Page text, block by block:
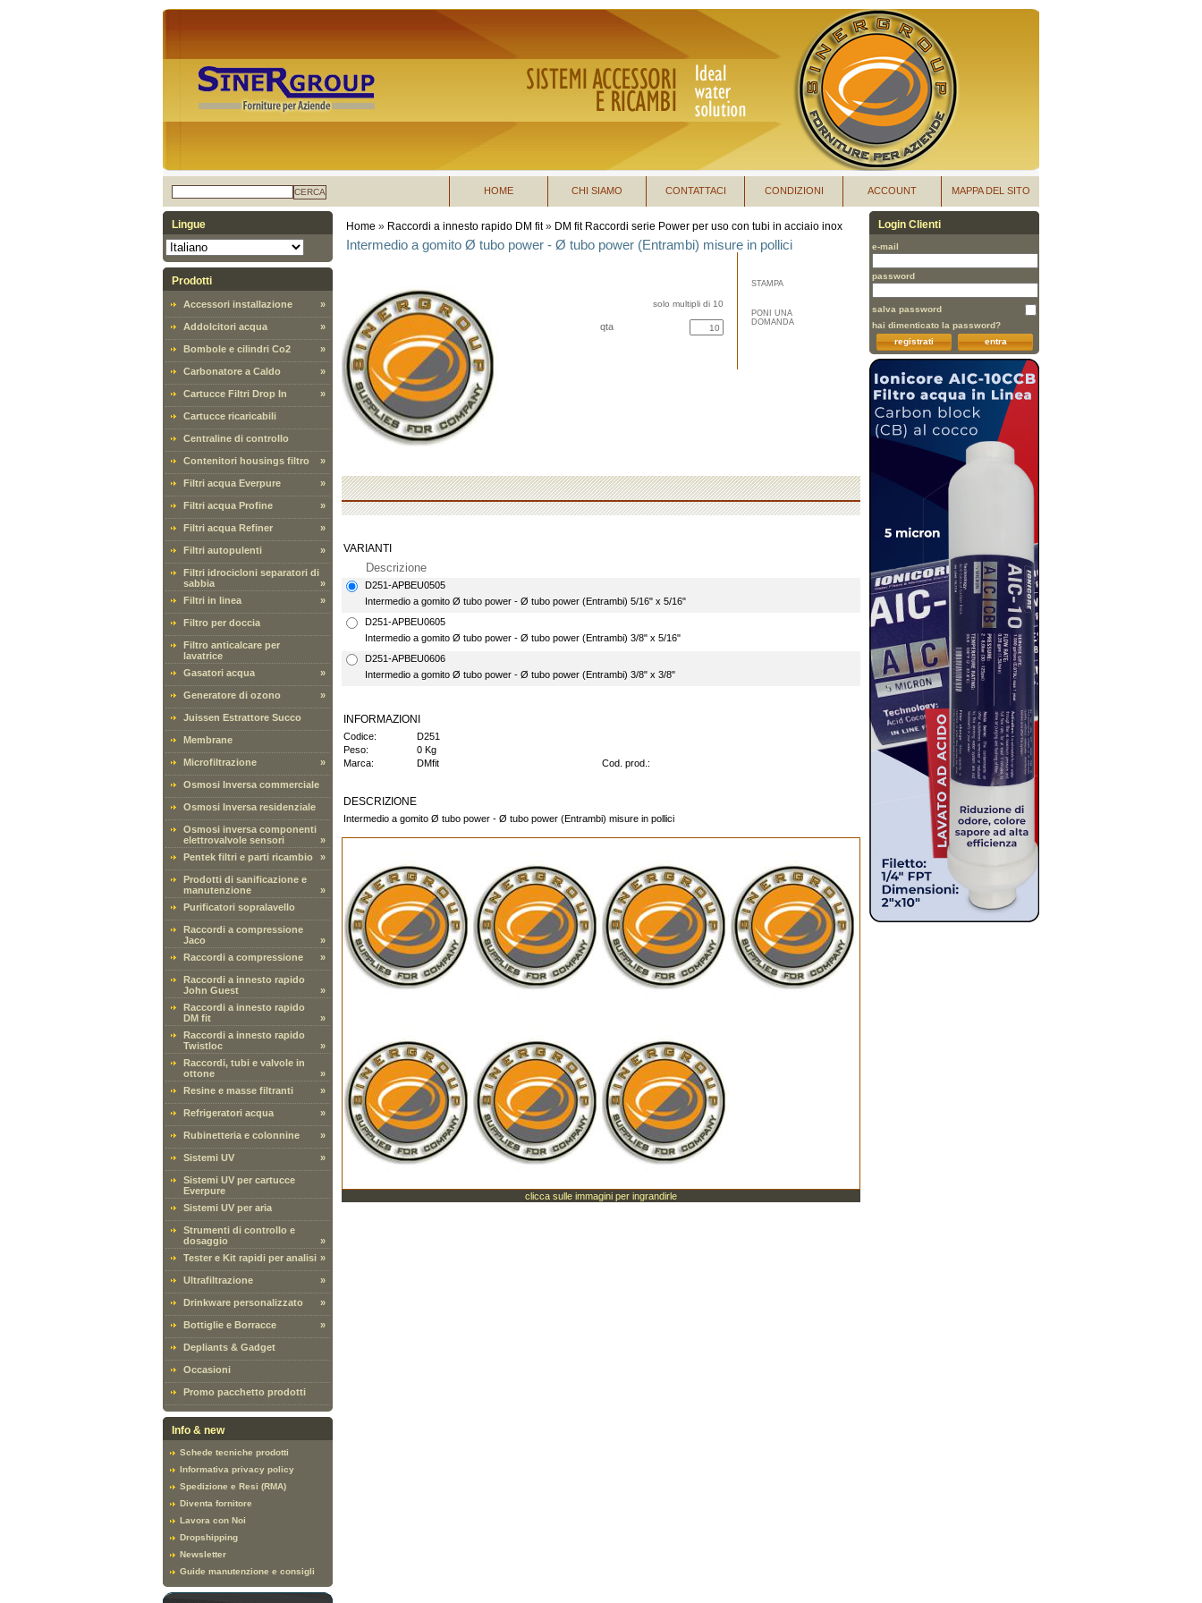
CERCA MAPPA DEL SITO
ACCOUNT
CONDIZIONI
CONTATTACI
CHI SIAMO
HOME
Lingue
Prodotti
Accessori installazione »
Addolcitori acqua »
Bombole e cilindri Co2 »
Carbonatore a Caldo »
Cartucce Filtri Drop In »
Cartucce ricaricabili
Centraline di controllo
Contenitori housings filtro »
Filtri acqua Everpure »
Filtri acqua Profine »
Filtri acqua Refiner »
Filtri autopulenti »
Filtri idrocicloni separatori di
sabbia
»
Filtri in linea
»
Filtro per doccia
Filtro anticalcare per
lavatrice
Gasatori acqua
»
Generatore di ozono »
Juissen Estrattore Succo
Membrane
Microfiltrazione »
Osmosi Inversa commerciale
Osmosi Inversa residenziale
Osmosi inversa componenti
elettrovalvole sensori
»
Pentek filtri e parti ricambio
»
Prodotti di sanificazione e
manutenzione
»
Purificatori sopralavello
Raccordi a compressione
Jaco
»
Raccordi a compressione
»
Raccordi a innesto rapido
John Guest
»
Raccordi a innesto rapido
DM fit
»
Raccordi a innesto rapido
Twistloc
»
Raccordi, tubi e valvole in
ottone
»
Resine e masse filtranti
»
Refrigeratori acqua »
Rubinetteria e colonnine »
Sistemi UV »
Sistemi UV per cartucce
Everpure
Sistemi UV per aria
Strumenti di controllo e
dosaggio
»
Tester e Kit rapidi per analisi »
Ultrafiltrazione »
Drinkware personalizzato »
Bottiglie e Borracce »
Depliants & Gadget
Occasioni
Promo pacchetto prodotti
Info & new
Schede tecniche prodotti
Informativa privacy policy
Spedizione e Resi (RMA)
Diventa fornitore
Lavora con Noi
Dropshipping
Newsletter
Guide manutenzione e consigli
Home » Raccordi a innesto rapido DM fit » DM fit Raccordi serie Power per uso con tubi in acciaio inox
Intermedio a gomito Ø tubo power - Ø tubo power (Entrambi) misure in pollici
STAMPA
PONI UNA
DOMANDA
solo multipli di 10
qta
VARIANTI
Descrizione
D251-APBEU0505
Intermedio a gomito Ø tubo power - Ø tubo power (Entrambi) 5/16" x 5/16"
D251-APBEU0605
Intermedio a gomito Ø tubo power - Ø tubo power (Entrambi) 3/8" x 5/16"
D251-APBEU0606
Intermedio a gomito Ø tubo power - Ø tubo power (Entrambi) 3/8" x 3/8"
INFORMAZIONI
Codice:
D251
Peso:
0 Kg
Marca:
DMfit Cod. prod.:
DESCRIZIONE
Intermedio a gomito Ø tubo power - Ø tubo power (Entrambi) misure in pollici
clicca sulle immagini per ingrandirle
Login Clienti
e-mail
password
salva password
hai dimenticato la password?
entra
registrati